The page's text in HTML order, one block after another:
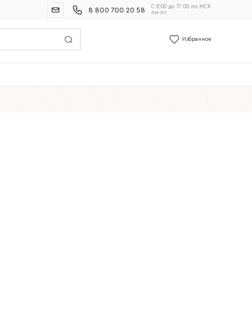
8 800 700 20 58
С 8:00 до 17:00 по МСК
пн-пт
Избранное